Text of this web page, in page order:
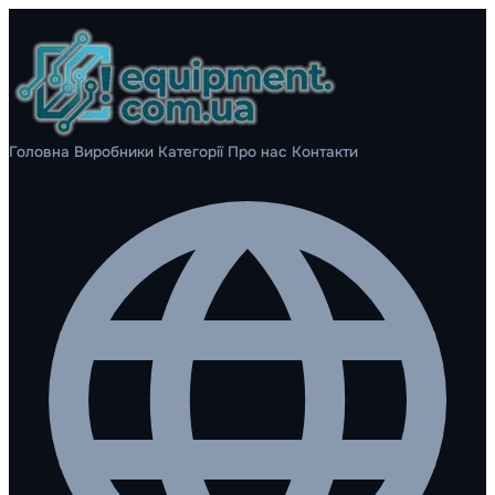
Головна Виробники Категорії Про нас Контакти